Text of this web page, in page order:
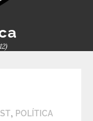
, POLÍTICA